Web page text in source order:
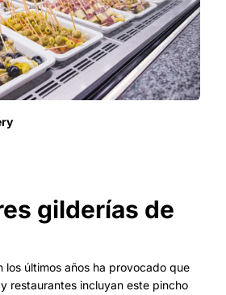
gilderías de
los últimos años ha provocado que
restaurantes incluyan este pincho